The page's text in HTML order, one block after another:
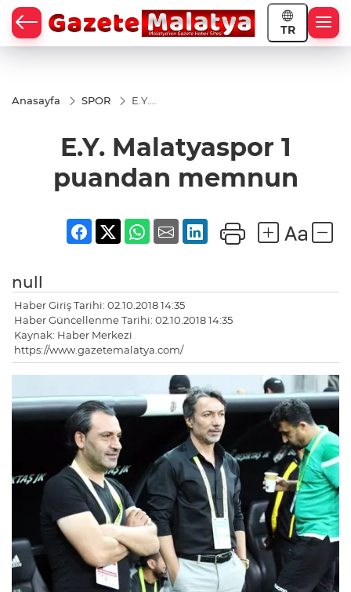
TR
Anasayfa SPOR
E.Y.
memnun
E.Y. Malatyaspor 1
puandan memnun
null
Haber Giriş Tarihi: 02.10.2018 14:35
Haber Güncellenme Tarihi: 02.10.2018 14:35
Kaynak: Haber Merkezi
https://www.gazetemalatya.com/